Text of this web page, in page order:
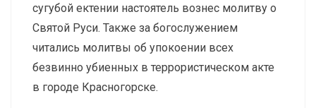
сугубой ектении настоятель вознес молитву о
Святой Руси. Также за богослужением
читались молитвы об упокоении всех
безвинно убиенных в террористическом акте
в городе Красногорске.